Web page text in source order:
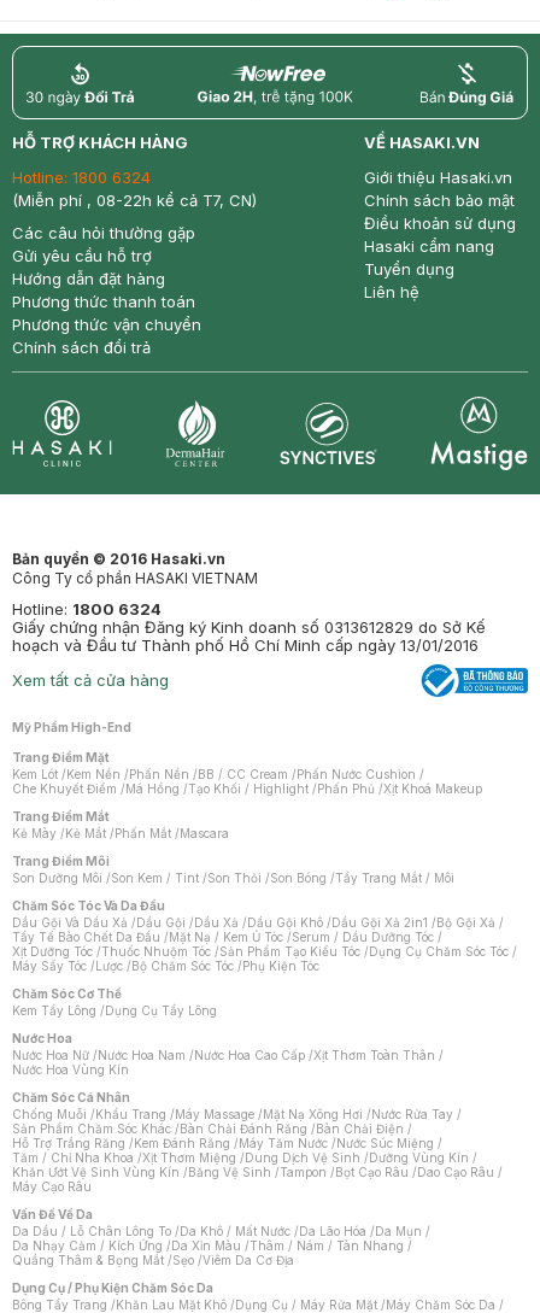
return nowfree price
HỖ TRỢ KHÁCH HÀNG
Hotline: 1800 6324
(Miễn phí , 08-22h kể cả T7, CN)
Các câu hỏi thường gặp
Gửi yêu cầu hỗ trợ
Hướng dẫn đặt hàng
Phương thức thanh toán
Phương thức vận chuyển
Chính sách đổi trả
VỀ HASAKI.VN
Giới thiệu Hasaki.vn
Chính sách bảo mật
Điều khoản sử dụng
Hasaki cẩm nang
Tuyển dụng
Liên hệ
Bản quyền © 2016 Hasaki.vn
Công Ty cổ phần HASAKI VIETNAM
Hotline: 1800 6324
Giấy chứng nhận Đăng ký Kinh doanh số 0313612829 do Sở Kế
hoạch và Đầu tư Thành phố Hồ Chí Minh cấp ngày 13/01/2016
Xem tất cả cửa hàng
Mỹ Phẩm High-End
Trang Điểm Mặt
Kem Lót /Kem Nền /Phấn Nền /BB / CC Cream /Phấn Nước Cushion /
Che Khuyết Điểm /Má Hồng /Tạo Khối / Highlight /Phấn Phủ /Xịt Khoá Makeup
Trang Điểm Mắt
Kẻ Mày /Kẻ Mắt /Phấn Mắt /Mascara
Trang Điểm Môi
Son Dưỡng Môi /Son Kem / Tint /Son Thỏi /Son Bóng /Tẩy Trang Mắt / Môi
Chăm Sóc Tóc Và Da Đầu
Dầu Gội Và Dầu Xả /Dầu Gội /Dầu Xả /Dầu Gội Khô /Dầu Gội Xả 2in1 /Bộ Gội Xả /
Tẩy Tế Bào Chết Da Đầu /Mặt Nạ / Kem Ủ Tóc /Serum / Dầu Dưỡng Tóc /
Xịt Dưỡng Tóc /Thuốc Nhuộm Tóc /Sản Phẩm Tạo Kiểu Tóc /Dụng Cụ Chăm Sóc Tóc /
Máy Sấy Tóc /Lược /Bộ Chăm Sóc Tóc /Phụ Kiện Tóc
Chăm Sóc Cơ Thể
Kem Tẩy Lông /Dụng Cụ Tẩy Lông
Nước Hoa
Nước Hoa Nữ /Nước Hoa Nam /Nước Hoa Cao Cấp /Xịt Thơm Toàn Thân /
Nước Hoa Vùng Kín
Chăm Sóc Cá Nhân
Chống Muỗi /Khẩu Trang /Máy Massage /Mặt Nạ Xông Hơi /Nước Rửa Tay /
Sản Phẩm Chăm Sóc Khác /Bàn Chải Đánh Răng /Bàn Chải Điện /
Hỗ Trợ Trắng Răng /Kem Đánh Răng /Máy Tăm Nước /Nước Súc Miệng /
Tăm / Chỉ Nha Khoa /Xịt Thơm Miệng /Dung Dịch Vệ Sinh /Dưỡng Vùng Kín /
Khăn Ướt Vệ Sinh Vùng Kín /Băng Vệ Sinh /Tampon /Bọt Cạo Râu /Dao Cạo Râu /
Máy Cạo Râu
Vấn Đề Về Da
Da Dầu / Lỗ Chân Lông To /Da Khô / Mất Nước /Da Lão Hóa /Da Mụn /
Da Nhạy Cảm / Kích Ứng /Da Xỉn Màu /Thâm / Nám / Tàn Nhang /
Quầng Thâm & Bọng Mắt /Sẹo /Viêm Da Cơ Địa
Dụng Cụ / Phụ Kiện Chăm Sóc Da
Bông Tẩy Trang /Khăn Lau Mặt Khô /Dụng Cụ / Máy Rửa Mặt /Máy Chăm Sóc Da /